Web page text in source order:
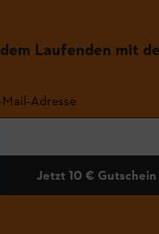
Laufenden mit
Mail-Adresse
Jetzt 10 € Gutschein